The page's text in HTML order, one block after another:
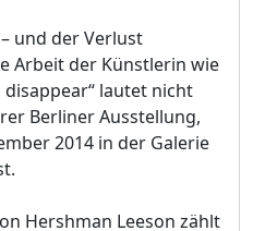
und der Verlust
Arbeit der Künstlerin wie
disappear“ lautet nicht
Berliner Ausstellung,
2014 in der Galerie
Hershman Leeson zählt